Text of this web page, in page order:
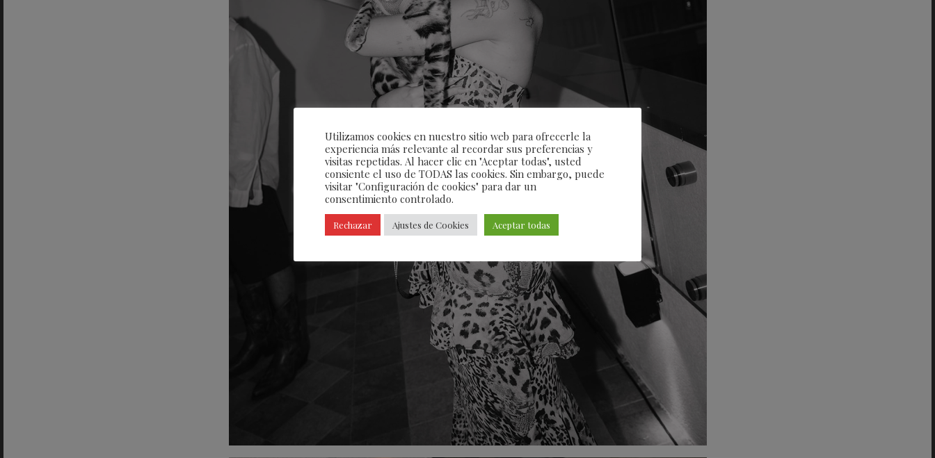
Utilizamos cookies en nuestro sitio web para ofrecerle la
experiencia más relevante al recordar sus preferencias y
visitas repetidas. Al hacer clic en "Aceptar todas", usted
consiente el uso de TODAS las cookies. Sin embargo, puede
visitar "Configuración de cookies" para dar un
consentimiento controlado.
Rechazar Ajustes de Cookies Aceptar todas